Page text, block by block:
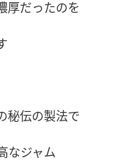
厚だったのを
秘伝の製法で
なジャム